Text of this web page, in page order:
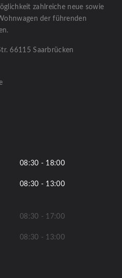
zahlreiche neue sowie
der führenden
66115 Saarbrücken
08:30 - 18:00
08:30 - 13:00
08:30 - 17:00
08:30 - 13:00